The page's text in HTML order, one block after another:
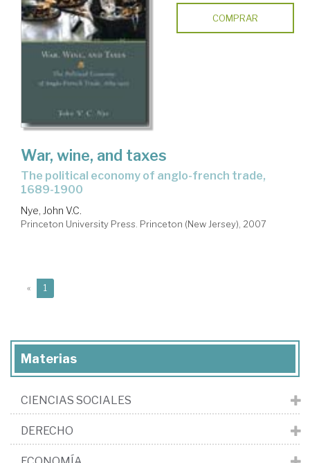
COMPRAR
War, wine, and taxes
the political economy of anglo-french trade,
1689-1900
Nye, John V.C.
Princeton University Press. Princeton (New Jersey), 2007
« 1
Materias
CIENCIAS SOCIALES
DERECHO